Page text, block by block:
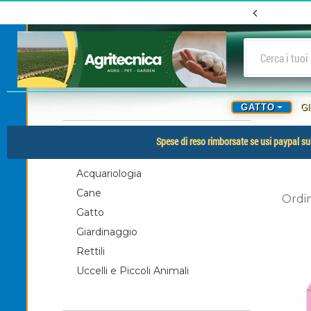
GATTO
Spese di reso rimborsate se usi paypal
-
Acquariologia
Cane
Gatto
Giardinaggio
Rettili
Uccelli e Piccoli Animali